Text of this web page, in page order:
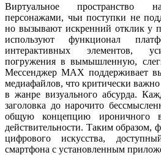
Виртуальное пространство
персонажами, чьи поступки не
но вызывают искренний отклик у
используют функционал
интерактивных элементов,
погружения в вымышленную,
Мессенджер MAX поддерживает
медиафайлов, что критически
в жанре визуального абсурда.
заголовка до нарочито
общую концепцию ироничного
действительности. Таким образом,
цифрового искусства,
смартфона с установленным